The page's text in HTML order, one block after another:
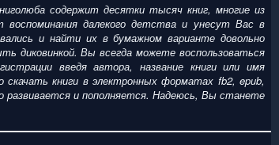
содержит десятки тысяч книг, многие из
далекого детства и унесут Вас в
и найти их в бумажном варианте довольно
диковинкой. Вы всегда можете воспользоваться
введя автора, название книги или имя
скачатькниги в электронных форматах fb2, epub,
развивается и пополняется. Надеюсь, Вы станете